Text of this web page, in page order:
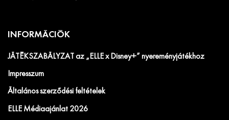
INFORMÁCIÓK
JÁTÉKSZABÁLYZAT az „ELLE x Disney+” nyereményjátékhoz
Impresszum
Általános szerződési feltételek
ELLE Médiaajánlat 2026